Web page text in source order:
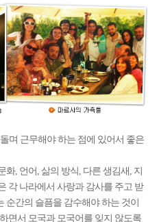
며 근무해야 하는 점에 있어서 좋은
, 언어, 삶의 방식, 다른 생김새, 지
각 나라에서 사랑과 감사를 주고 받
순간의 슬픔을 감수해야 하는 것이
면서 모국과 모국어를 잊지 않도록